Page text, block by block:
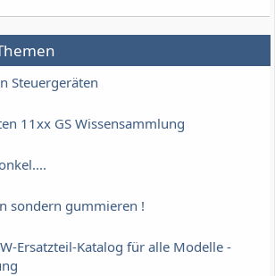
Steuergeräten
11xx GS Wissensammlung
sondern gummieren !
Ersatzteil-Katalog für alle Modelle -